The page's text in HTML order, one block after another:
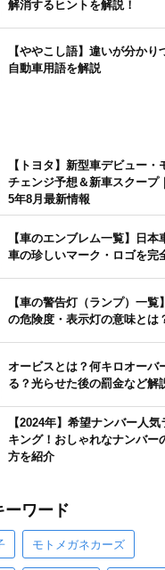
解消するヒントを解説！
【ややこし語】違いが分かり
自動車用語を解説
【トヨタ】新型車デビュー・
チェンジ予想＆新車スクープ
5年8月最新情報
【車のエンブレム一覧】日本
車の珍しいマーク・ロゴを完
【車の警告灯（ランプ）一覧
の危険度・表示灯の意味とは
オービスとは？何キロオーバ
る？光らせた後の罰金など解
【2024年】希望ナンバー人気
キング！おしゃれなナンバー
方を紹介
ーワード
モトメガネカーズ